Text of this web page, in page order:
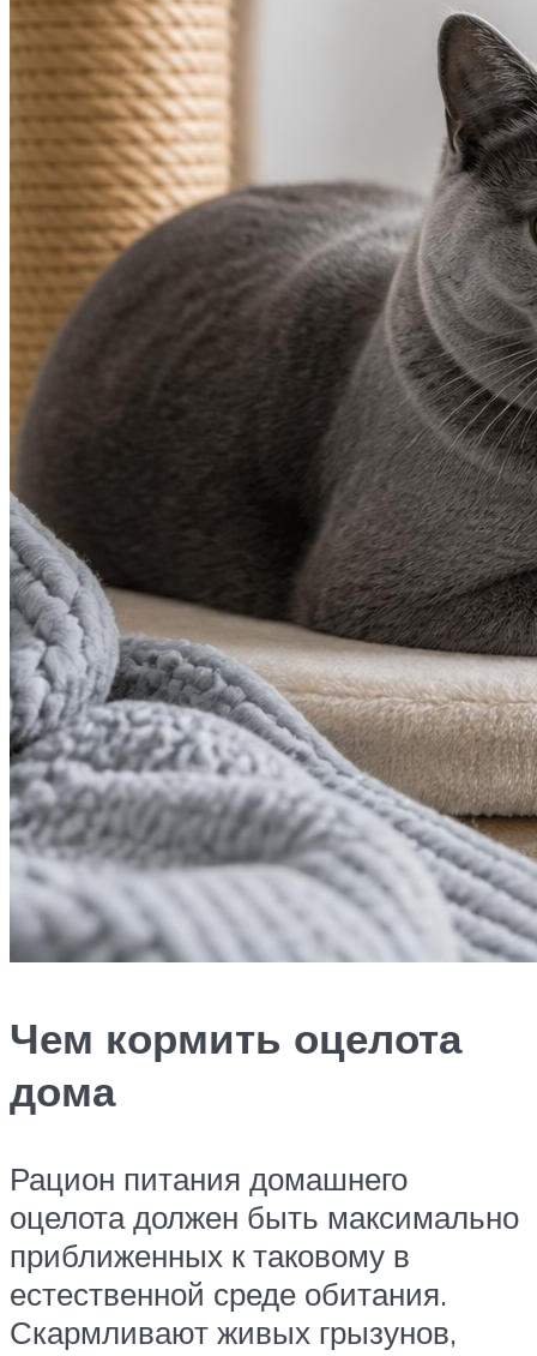
Чем кормить оцелота
дома
Рацион питания домашнего
оцелота должен быть максимально
приближенных к таковому в
естественной среде обитания.
Скармливают живых грызунов,